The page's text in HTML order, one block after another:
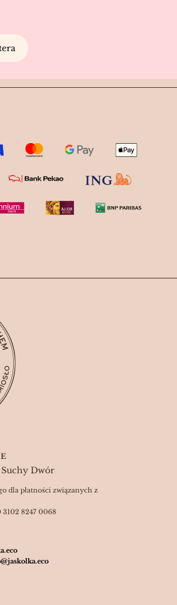
Suchy Dwór
dla płatności związanych z
8247 0068